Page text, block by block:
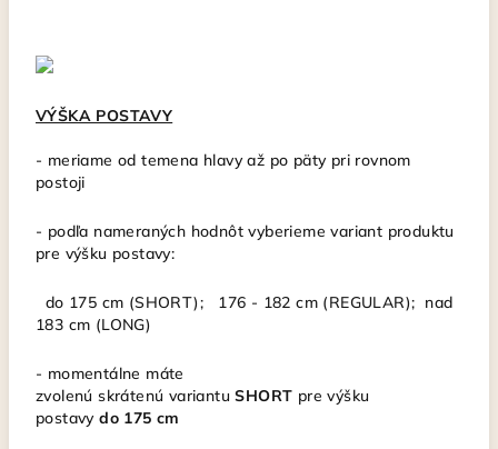
VÝŠKA POSTAVY
- meriame od temena hlavy až po päty pri rovnom
postoji
- podľa nameraných hodnôt vyberieme variant produktu
pre výšku postavy:
do 175 cm (SHORT); 176 - 182 cm (REGULAR); nad
183 cm (LONG)
- momentálne máte
zvolenúskrátenú variantuSHORT pre výšku
postavydo 175 cm